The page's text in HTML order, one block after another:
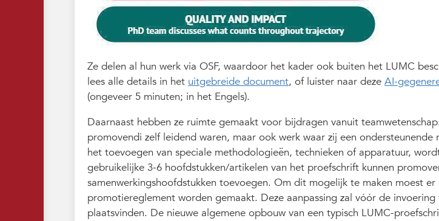
Ze delen al hun werk via OSF, waardoor het kader ook buiten het LUMC
lees alle details in het uitgebreide document, of luister naar dezeAI-
(ongeveer 5 minuten; in het Engels).
Daarnaast hebben ze ruimte gemaakt voor bijdragen vanuit
promovendi zelf leidend waren, maar ook werk waar zij een
het toevoegen van speciale methodologieën, technieken of apparatuur,
gebruikelijke 3-6 hoofdstukken/artikelen van het proefschrift kunnen
samenwerkingshoofdstukken toevoegen. Om dit mogelijk te maken moest er
promotiereglement worden gemaakt. Deze aanpassing zal vóór de
plaatsvinden. De nieuwe algemene opbouw van een typisch LUMC-